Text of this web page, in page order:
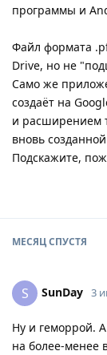
программы и
Файл формата
Drive, но не
Само же
создаёт на
и расширением
вновь
Подскажите,
МЕСЯЦСПУСТЯ
S SunDay 3
Ну и геморрой.
на более-менее